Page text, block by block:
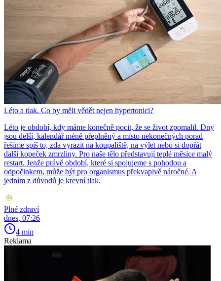
Léto a tlak. Co by měli vědět nejen hypertonici?
Léto je období, kdy máme konečně pocit, že se život zpomalil. Dny
jsou delší, kalendář méně přeplněný a místo nekonečných porad
řešíme spíš to, zda vyrazit na koupaliště, na výlet nebo si dopřát
další kopeček zmrzliny. Pro naše tělo představují teplé měsíce malý
restart. Jenže právě období, které si spojujeme s pohodou a
odpočinkem, může být pro organismus překvapivě náročné. A
jedním z důvodů je krevní tlak.
Plné zdraví
dnes, 07:26
4 min
Reklama